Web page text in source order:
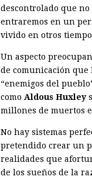
descontrolado que
entraremos en un
vivido en otros
Un aspecto
de comunicación que
“enemigos del
como ­Aldous Huxley
millones de muertos
No hay sistemas
pretendido crear un
realidades que
de los sueños de la